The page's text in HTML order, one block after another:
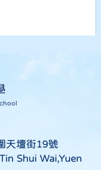
天壇街19號
Shui Wai,Yuen